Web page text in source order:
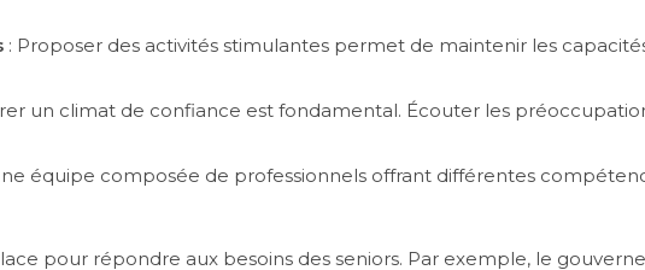
: Proposer des activités stimulantes permet de maintenir les
un climat de confiance est fondamental. Écouter les
équipe composée de professionnels offrant différentes
pour répondre aux besoins des seniors. Par exemple, le